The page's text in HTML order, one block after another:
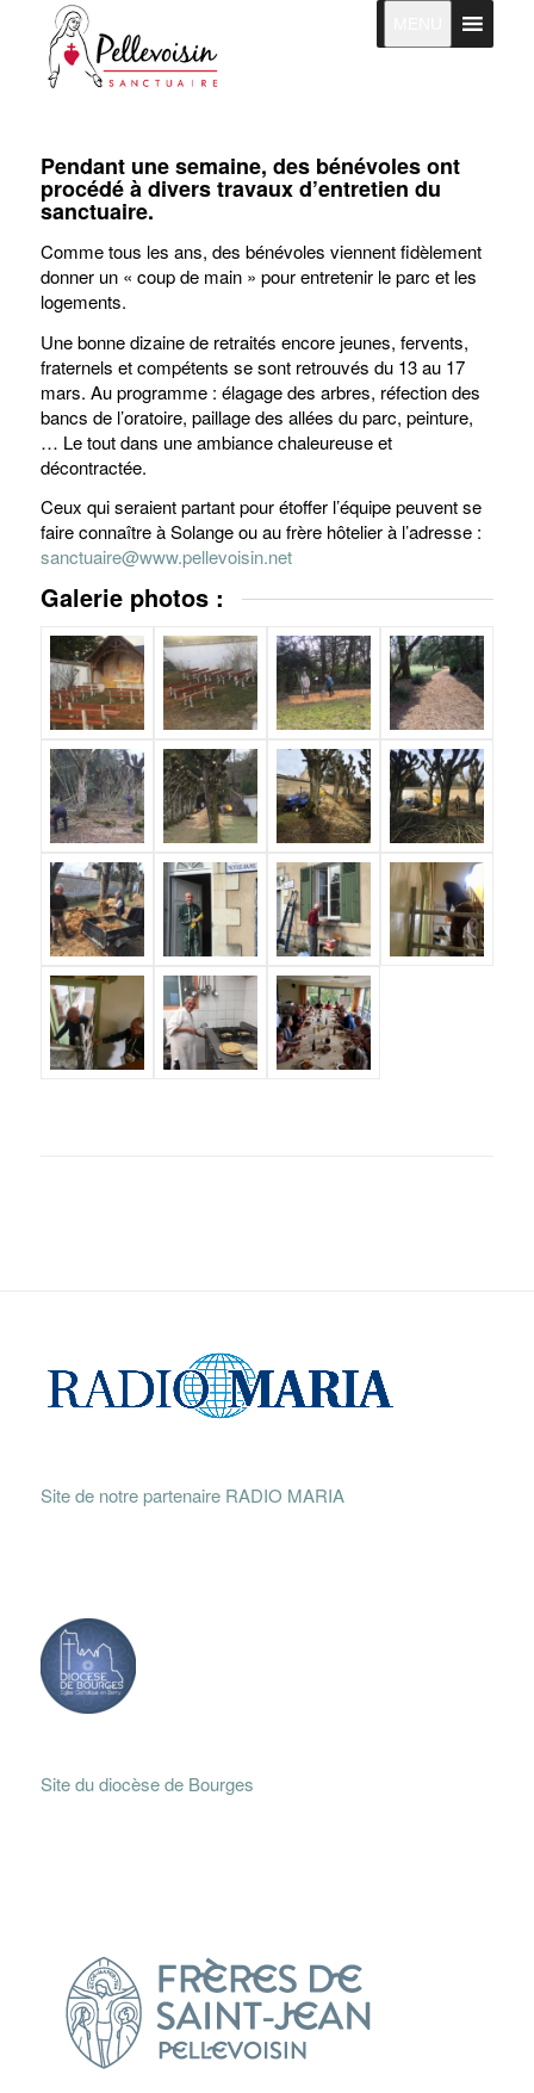
Pendant une semaine, des bénévoles ont
procédé à divers travaux d’entretien du
sanctuaire.
Comme tous les ans, des bénévoles viennent fidèlement
donner un « coup de main » pour entretenir le parc et les
logements.
Une bonne dizaine de retraités encore jeunes, fervents,
fraternels et compétents se sont retrouvés du 13 au 17
mars. Au programme : élagage des arbres, réfection des
bancs de l’oratoire, paillage des allées du parc, peinture,
… Le tout dans une ambiance chaleureuse et
décontractée.
Ceux qui seraient partant pour étoffer l’équipe peuvent se
faire connaître à Solange ou au frère hôtelier à l’adresse :
sanctuaire@www.pellevoisin.net
Galerie photos :
Site de notre partenaire RADIO MARIA
Site du diocèse de Bourges